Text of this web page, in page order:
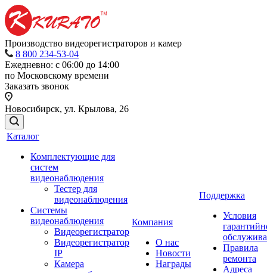
Производство видеорегистраторов и камер
8 800 234-53-04
Ежедневно: с 06:00 до 14:00
по Московскому времени
Заказать звонок
Новосибирск, ул. Крылова, 26
Каталог
Комплектующие для
систем
видеонаблюдения
Тестер для
видеонаблюдения
Системы
видеонаблюдения
Видеорегистратор
Видеорегистратор
IP
Камера
Компания
О нас
Новости
Награды
Поддержка
Условия
Правила
ремонта
Адреса